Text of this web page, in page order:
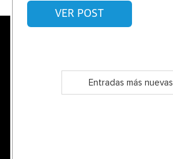
VER POST
Entradas más nuevas